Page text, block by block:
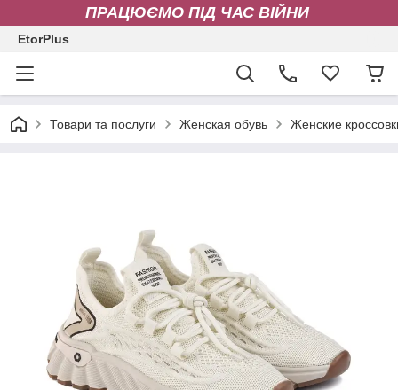
ПРАЦЮЄМО ПІД ЧАС ВІЙНИ
EtorPlus
Товари та послуги Женская обувь Женские